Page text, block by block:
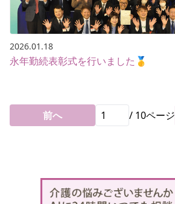
2026.01.18
永年勤続表彰式を行いました🥇
前へ / 10ページ